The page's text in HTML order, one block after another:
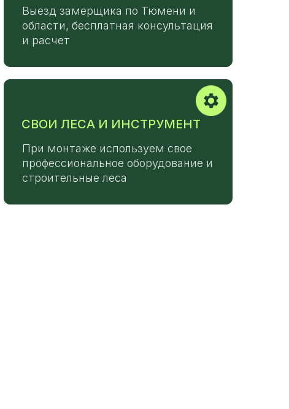
СВОИ ЛЕСА И ИНСТРУМЕНТ
При монтаже используем свое
профессиональное оборудование и
строительные леса
Выезд замерщика по Тюмени и
области, бесплатная консультация
и расчет